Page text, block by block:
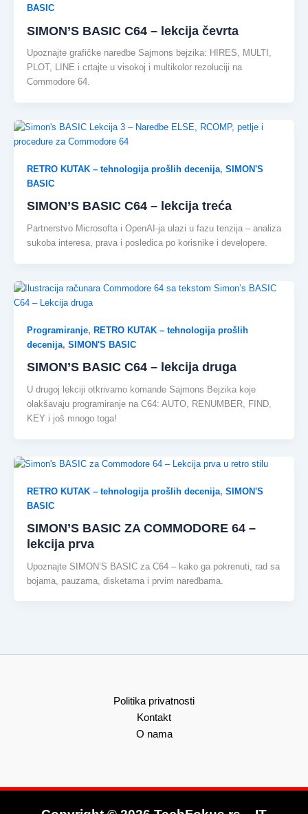
BASIC
SIMON’S BASIC C64 – lekcija čevrta
Upoznajte grafičke naredbe Sajmons bejzika: HIRES, MULTI,
PLOT, LINE i crtajte u visokoj i multikolor rezoluciji na
Commodore 64.
RETRO KUTAK – tehnologija prošlih decenija, SIMON'S
BASIC
SIMON’S BASIC C64 – lekcija treća
Partnerstvo Microsofta i OpenAI-ja ulazi u fazu tenzija – analiza
sukoba interesa, prava i posledica po korisnike i developere.
Programiranje, RETRO KUTAK – tehnologija prošlih
decenija, SIMON'S BASIC
SIMON’S BASIC C64 – lekcija druga
U drugoj lekciji otkrivamo komande Sajmons Bejzika koje
olakšavaju programiranje na C64: AUTO, RENUMBER, FIND,
KEY i još mnogo toga!
RETRO KUTAK – tehnologija prošlih decenija, SIMON'S
BASIC
SIMON’S BASIC ZA COMMODORE 64 –
lekcija prva
Upoznajte SIMON’S BASIC za C64 – kako ga pokrenuti, rad sa
bojama, pauzama, disketama i prvim naredbama.
Politika privatnosti
Kontakt
O nama